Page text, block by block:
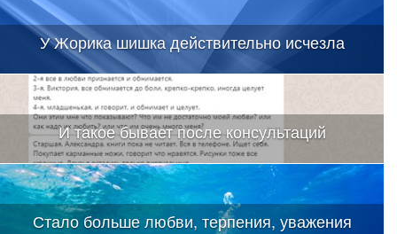
У Жорика шишка действительно исчезла
И такое бывает после консультаций
Стало больше любви, терпения, уважения